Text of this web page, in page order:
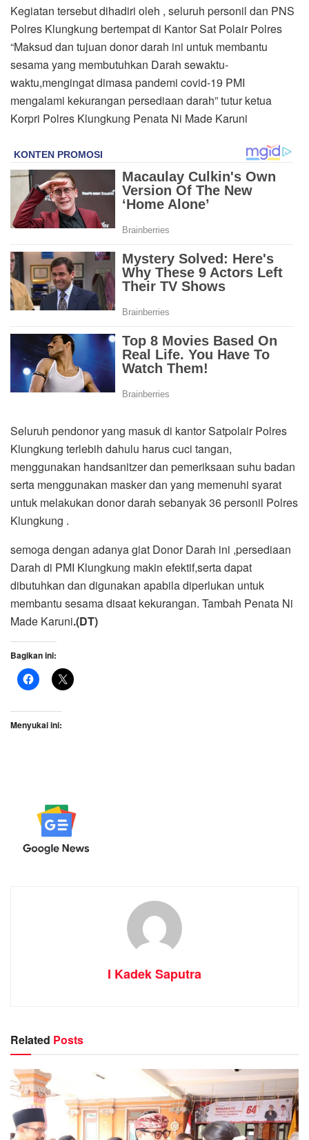
Kegiatan tersebut dihadiri oleh , seluruh personil dan PNS
Polres Klungkung bertempat di Kantor Sat Polair Polres
“Maksud dan tujuan donor darah ini untuk membantu
sesama yang membutuhkan Darah sewaktu-
waktu,mengingat dimasa pandemi covid-19 PMI
mengalami kekurangan persediaan darah” tutur ketua
Korpri Polres Klungkung Penata Ni Made Karuni
Seluruh pendonor yang masuk di kantor Satpolair Polres
Klungkung terlebih dahulu harus cuci tangan,
menggunakan handsanitzer dan pemeriksaan suhu badan
serta menggunakan masker dan yang memenuhi syarat
untuk melakukan donor darah sebanyak 36 personil Polres
Klungkung .
semoga dengan adanya giat Donor Darah ini ,persediaan
Darah di PMI Klungkung makin efektif,serta dapat
dibutuhkan dan digunakan apabila diperlukan untuk
membantu sesama disaat kekurangan. Tambah Penata Ni
Made Karuni.(DT)
Bagikan ini:
Menyukai ini:
I Kadek Saputra
Related Posts